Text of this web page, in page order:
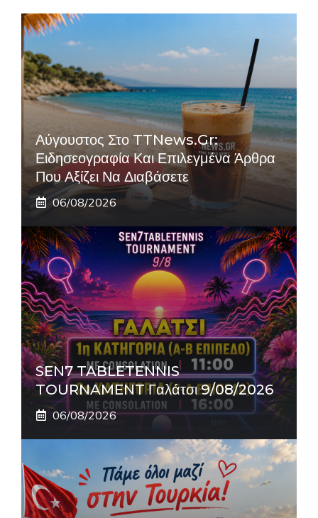
Αύγουστος Στο TTNews.gr:
Ειδησεογραφία Και Επιλεγμένα Άρθρα
Που Αξίζει Να Διαβάσετε
06/08/2026
SEN7 TABLETENNIS
TOURNAMENT Γαλάτσι 9/08/2026
06/08/2026